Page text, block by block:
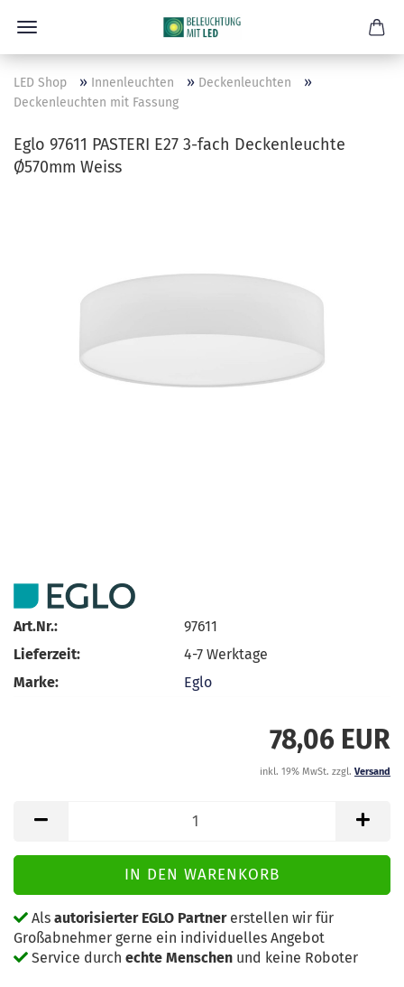
LED Shop » Innenleuchten » Deckenleuchten »
Deckenleuchten mit Fassung
Eglo 97611 PASTERI E27 3-fach Deckenleuchte
Ø570mm Weiss
Art.Nr.:
97611
Lieferzeit:
4-7 Werktage
Marke:
Eglo
78,06 EUR
inkl. 19% MwSt. zzgl. Versand
Als autorisierter EGLO Partnererstellen wir für
Großabnehmer gerne ein individuelles Angebot
Service durch echte Menschen und keine Roboter